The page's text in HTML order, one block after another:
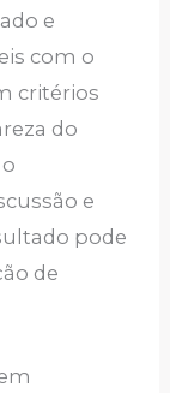
e
com o
critérios
do
e
pode
de